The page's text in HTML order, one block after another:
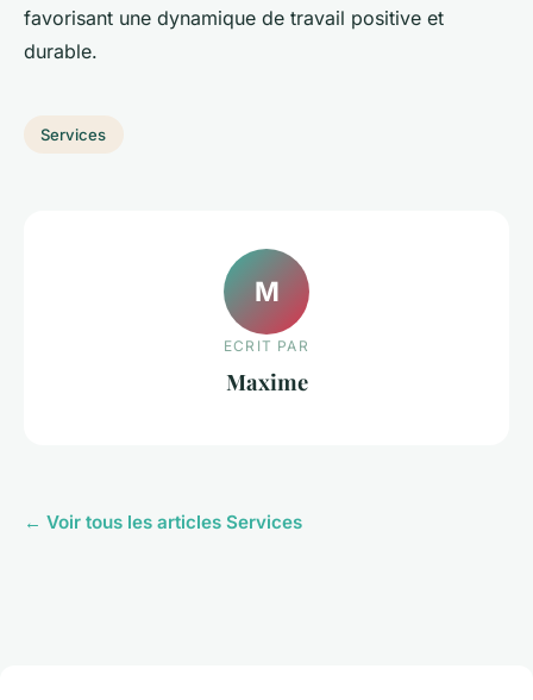
favorisant une dynamique de travail positive et
durable.
Services
M
ECRIT PAR
Maxime
← Voir tous les articles Services